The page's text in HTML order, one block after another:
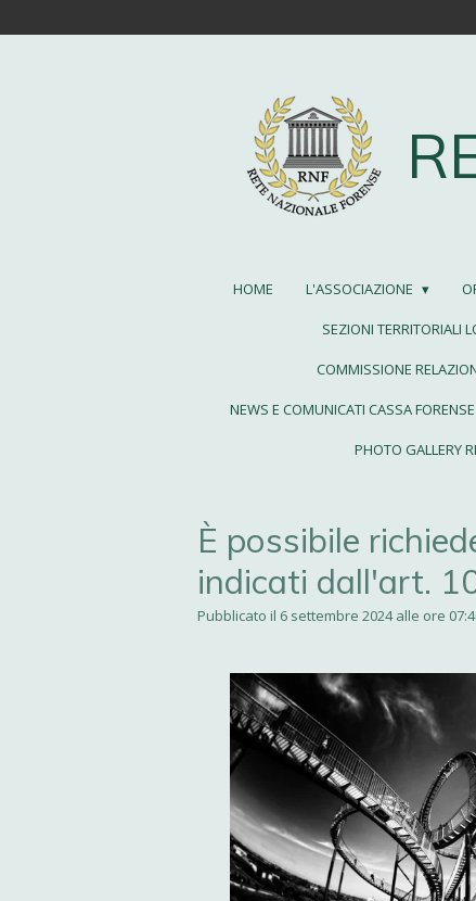
HOME L'ASSOCIAZIONE
SEZIONI TERRITORIALI
COMMISSIONE
NEWS E COMUNICATI CASSA FORENSE
PHOTO GALLERY
È possibile
indicati dall'art.
Pubblicato il 6 settembre 2024 alle ore